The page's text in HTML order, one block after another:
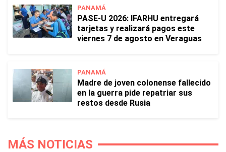
PANAMÁ
PASE-U 2026: IFARHU entregará
tarjetas y realizará pagos este
viernes 7 de agosto en Veraguas
PANAMÁ
Madre de joven colonense fallecido
en la guerra pide repatriar sus
restos desde Rusia
MÁS NOTICIAS